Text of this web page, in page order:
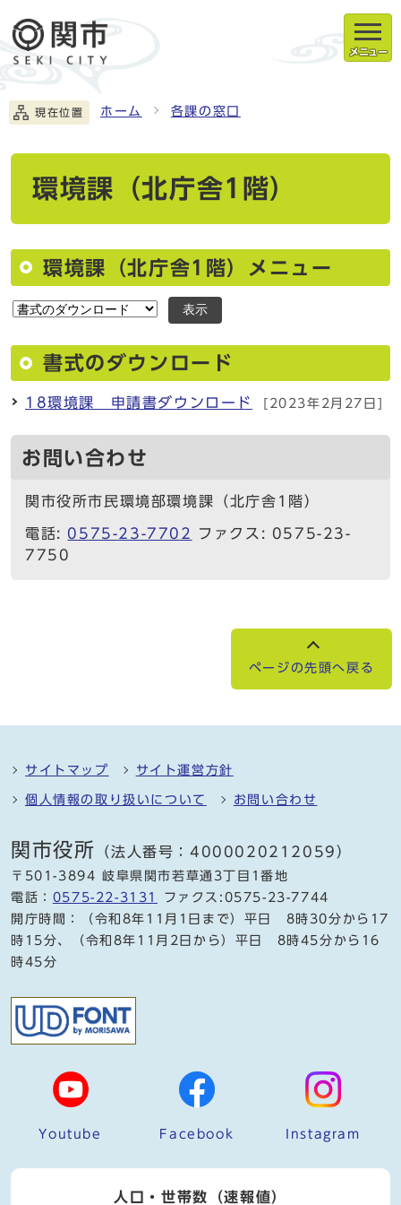
メニュー
現在位置 ホーム 各課の窓口
環境課（北庁舎1階）
環境課（北庁舎1階）メニュー
表示
書式のダウンロード
18環境課 申請書ダウンロード [2023年2月27日]
お問い合わせ
関市役所市民環境部環境課（北庁舎1階）
電話: 0575-23-7702
ファクス: 0575-23-
7750
ページの先頭へ戻る
サイトマップ サイト運営方針
個人情報の取り扱いについて お問い合わせ
関市役所 （法人番号：4000020212059）
〒501-3894 岐阜県関市若草通3丁目1番地
電話： 0575-22-3131
ファクス:0575-23-7744
開庁時間：（令和8年11月1日まで）平日 8時30分から17
時15分、（令和8年11月2日から）平日 8時45分から16
時45分
Youtube Facebook Instagram
人口・世帯数（速報値）